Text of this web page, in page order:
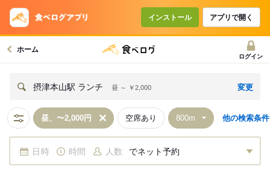
インストール アプリで開く
ホーム
ログイン
摂津本山駅 ランチ 昼 ～ ￥2,000 変更
昼、〜2,000円 空席あり 他の検索条件
日時 時間 人数 でネット予約